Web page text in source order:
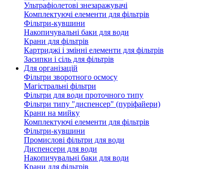
Ультрафіолетові знезаражувачі
Комплектуючі елементи для фільтрів
Фільтри-кувшини
Накопичувальні баки для води
Крани для фільтрів
Картриджі і змінні елементи для фільтрів
Засипки і сіль для фільтрів
Для організацій
Фільтри зворотного осмосу
Магістральні фільтри
Фільтри для води проточного типу
Фільтри типу "диспенсер" (пуріфайери)
Крани на мийку
Комплектуючі елементи для фільтрів
Фільтри-кувшини
Промислові фільтри для води
Диспенсери для води
Накопичувальні баки для води
Крани для фільтрів